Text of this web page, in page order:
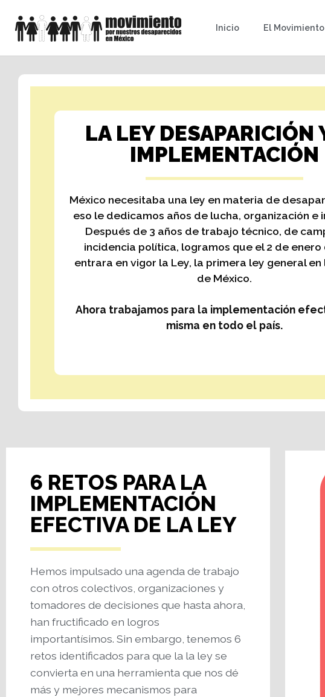
Inicio El Movimiento
LA LEY DESAPARICIÓN
IMPLEMENTACIÓN
México necesitaba una ley en materia de
eso le dedicamos años de lucha, organización e
Después de 3 años de trabajo técnico, de
incidencia política, logramos que el 2 de enero
entrara en vigor la Ley, la primera ley general en
de México.
Ahora trabajamos para la implementación
misma en todo el país.
6 RETOS PARA LA
IMPLEMENTACIÓN
EFECTIVA DE LA LEY
Hemos impulsado una agenda de trabajo
con otros colectivos, organizaciones y
tomadores de decisiones que hasta ahora,
han fructificado en logros
importantísimos. Sin embargo, tenemos 6
retos identificados para que la la ley se
convierta en una herramienta que nos dé
más y mejores mecanismos para